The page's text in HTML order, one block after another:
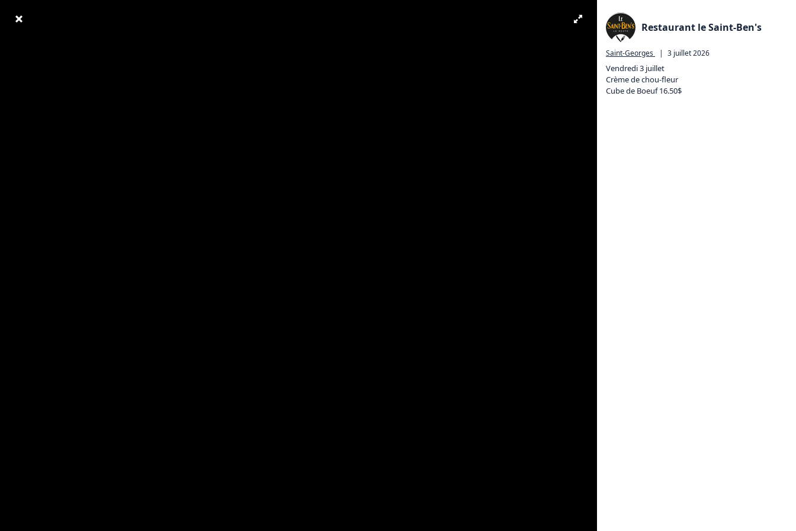
Restaurant le Saint-Ben's
Saint-Georges | 3 juillet 2026
Vendredi 3 juillet
Crème de chou-fleur
Cube de Boeuf 16.50$